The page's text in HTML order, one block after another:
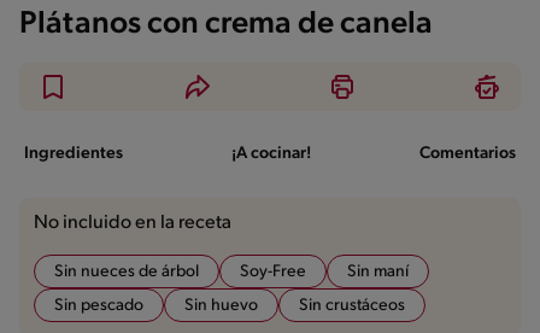
Plátanos con crema de canela
Ingredientes ¡A cocinar! Comentarios
No incluido en la receta
Sin nueces de árbol Soy-Free
Sin maní
Sin pescado
Sin huevo Sin crustáceos